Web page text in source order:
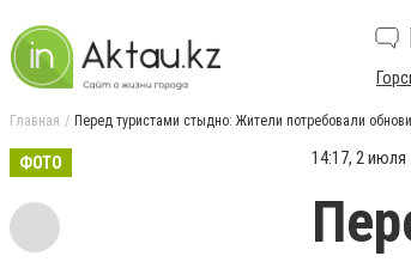
Главная Перед туристами стыдно: Жители потребовали
ФОТО 14:17, 2 июля